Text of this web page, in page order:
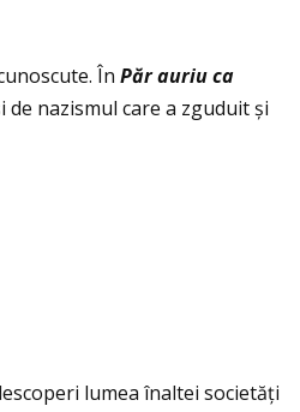
În Păr auriu ca
nazismul care a zguduit și
lumea înaltei societăţi